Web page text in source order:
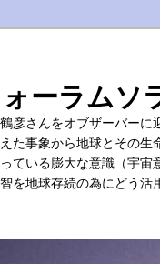
ーラムソ
彦さんをオブザーバー
た事象から地球とその
ている膨大な意識（宇宙
を地球存続の為にどう活